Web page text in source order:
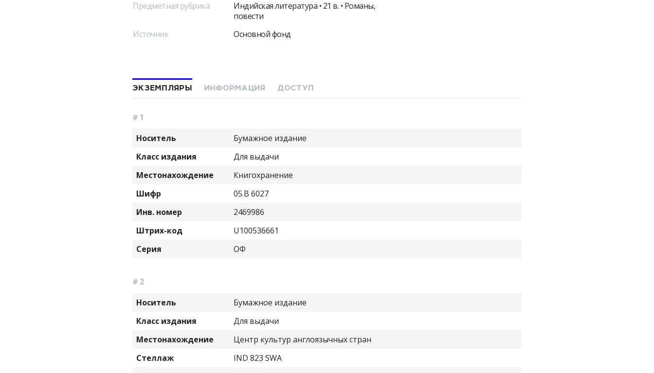
Предметная рубрика
Индийская литература • 21 в. • Романы,
повести
Источник
Основной фонд
ЭКЗЕМПЛЯРЫ ИНФОРМАЦИЯ ДОСТУП
# 1
Носитель
Бумажное издание
Класс издания
Для выдачи
Местонахождение
Книгохранение
Шифр
05.B 6027
Инв. номер
2469986
Штрих-код
U100536661
Серия
ОФ
# 2
Носитель
Бумажное издание
Класс издания
Для выдачи
Местонахождение
Центр культур англоязычных стран
Стеллаж
IND 823 SWA